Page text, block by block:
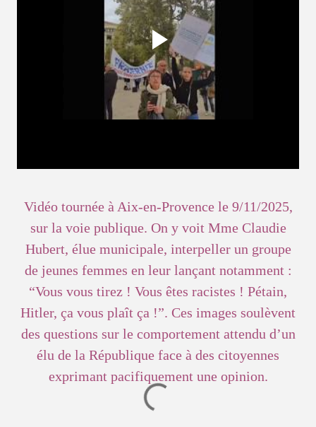
Vidéo tournée à Aix-en-Provence le 9/11/2025,
sur la voie publique. On y voit Mme Claudie
Hubert, élue municipale, interpeller un groupe
de jeunes femmes en leur lançant notamment :
“Vous vous tirez ! Vous êtes racistes ! Pétain,
Hitler, ça vous plaît ça !”. Ces images soulèvent
des questions sur le comportement attendu d’un
élu de la République face à des citoyennes
exprimant pacifiquement une opinion.